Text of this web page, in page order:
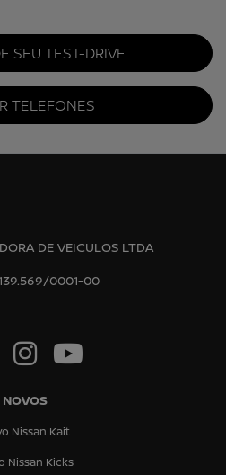
TELEFONES
SEU TEST-DRIVE
DE VEICULOS LTDA
0001-00
NOVOS
Nissan Kait
Nissan Kicks